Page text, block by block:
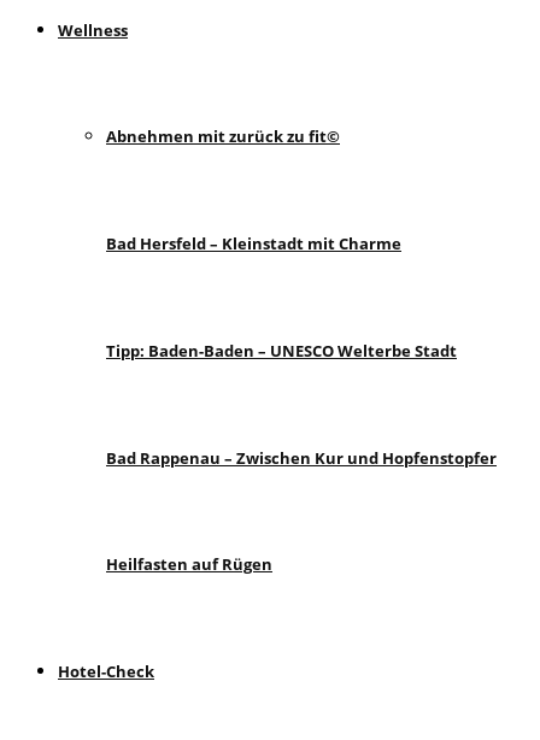
Wellness
Abnehmen mit zurück zu fit©
Bad Hersfeld – Kleinstadt mit Charme
Tipp: Baden-Baden – UNESCO Welterbe Stadt
Bad Rappenau – Zwischen Kur und Hopfenstopfer
Heilfasten auf Rügen
Hotel-Check